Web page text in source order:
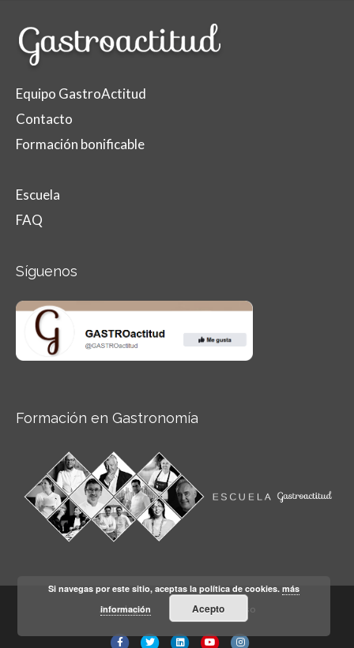
Equipo GastroActitud
Contacto
Formación bonificable
Escuela
FAQ
Síguenos
Formación en Gastronomía
Aviso legal Condiciones de Uso
FacebookTwitterLinkedinYoutubeInstagram
Si navegas por este sitio, aceptas la política de cookies.más
información
Acepto